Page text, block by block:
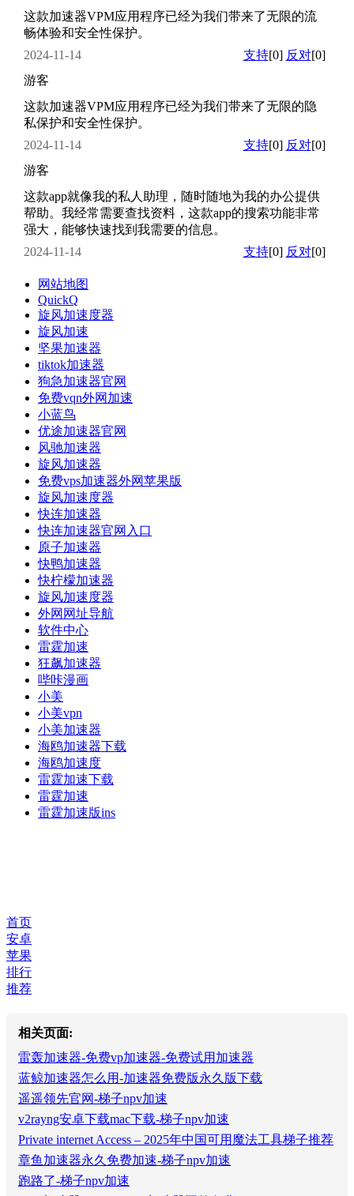
这款加速器VPM应用程序已经为我们带来了无限的流
畅体验和安全性保护。
2024-11-14
支持[0] 反对[0]
游客
这款加速器VPM应用程序已经为我们带来了无限的隐
私保护和安全性保护。
2024-11-14
支持[0] 反对[0]
游客
这款app就像我的私人助理，随时随地为我的办公提供
帮助。我经常需要查找资料，这款app的搜索功能非常
强大，能够快速找到我需要的信息。
2024-11-14
支持[0] 反对[0]
网站地图
QuickQ
旋风加速度器
旋风加速
坚果加速器
tiktok加速器
狗急加速器官网
免费vqn外网加速
小蓝鸟
优途加速器官网
风驰加速器
旋风加速器
免费vps加速器外网苹果版
旋风加速度器
快连加速器
快连加速器官网入口
原子加速器
快鸭加速器
快柠檬加速器
旋风加速度器
外网网址导航
软件中心
雷霆加速
狂飙加速器
哔咔漫画
小美
小美vpn
小美加速器
海鸥加速器下载
海鸥加速度
雷霆加速下载
雷霆加速
雷霆加速版ins
首页
安卓
苹果
排行
推荐
相关页面:
雷轰加速器-免费vp加速器-免费试用加速器
蓝鲸加速器怎么用-加速器免费版永久版下载
遥遥领先官网-梯子npv加速
v2rayng安卓下载mac下载-梯子npv加速
Private internet Access – 2025年中国可用魔法工具梯子推荐
章鱼加速器永久免费加速-梯子npv加速
跑路了-梯子npv加速